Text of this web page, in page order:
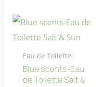
Eau de Toilette
Blue scents-Eau
de Toilette Salt &